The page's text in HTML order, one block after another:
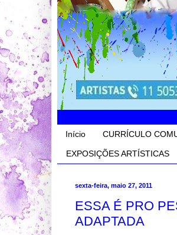
Início CURRÍCULO
EXPOSIÇÕES ARTÍSTICAS
sexta-feira, maio 27, 2011
ESSA É PRO
ADAPTADA